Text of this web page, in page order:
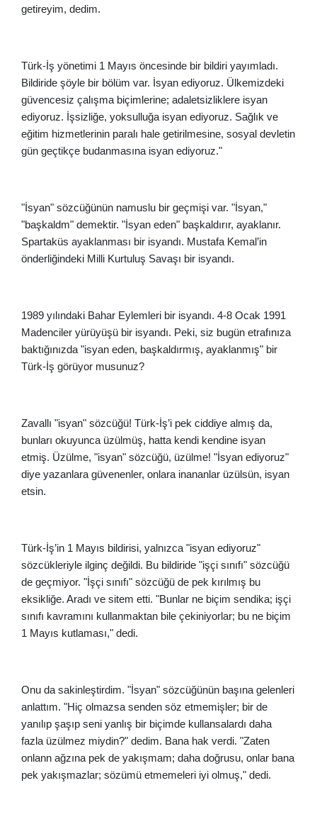
getireyim, dedim.
Türk-İş yönetimi 1 Mayıs öncesinde bir bildiri yayımladı.
Bildiride şöyle bir bölüm var. İsyan ediyoruz. Ülkemizdeki
güvencesiz çalışma biçimlerine; adaletsizliklere isyan
ediyoruz. İşsizliğe, yoksulluğa isyan ediyoruz. Sağlık ve
eğitim hizmetlerinin paralı hale getirilmesine, sosyal devletin
gün geçtikçe budanmasına isyan ediyoruz."
"İsyan" sözcüğünün namuslu bir geçmişi var. "İsyan,"
"başkaldm" demektir. "İsyan eden" başkaldırır, ayaklanır.
Spartaküs ayaklanması bir isyandı. Mustafa Kemal’in
önderliğindeki Milli Kurtuluş Savaşı bir isyandı.
1989 yılındaki Bahar Eylemleri bir isyandı. 4-8 Ocak 1991
Madenciler yürüyüşü bir isyandı. Peki, siz bugün etrafınıza
baktığınızda "isyan eden, başkaldırmış, ayaklanmış" bir
Türk-İş görüyor musunuz?
Zavallı "isyan" sözcüğü! Türk-İş’i pek ciddiye almış da,
bunları okuyunca üzülmüş, hatta kendi kendine isyan
etmiş. Üzülme, "isyan" sözcüğü, üzülme! "İsyan ediyoruz"
diye yazanlara güvenenler, onlara inananlar üzülsün, isyan
etsin.
Türk-İş’in 1 Mayıs bildirisi, yalnızca "isyan ediyoruz"
sözcükleriyle ilginç değildi. Bu bildiride "işçi sınıfı" sözcüğü
de geçmiyor. "İşçi sınıfı" sözcüğü de pek kırılmış bu
eksikliğe. Aradı ve sitem etti. "Bunlar ne biçim sendika; işçi
sınıfı kavramını kullanmaktan bile çekiniyorlar; bu ne biçim
1 Mayıs kutlaması," dedi.
Onu da sakinleştirdim. "İsyan" sözcüğünün başına gelenleri
anlattım. "Hiç olmazsa senden söz etmemişler; bir de
yanılıp şaşıp seni yanlış bir biçimde kullansalardı daha
fazla üzülmez miydin?" dedim. Bana hak verdi. "Zaten
onlann ağzına pek de yakışmam; daha doğrusu, onlar bana
pek yakışmazlar; sözümü etmemeleri iyi olmuş," dedi.